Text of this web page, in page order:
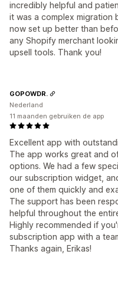
incredibly helpful and
it was a complex migration
now set up better than
any Shopify merchant
upsell tools. Thank you!
Excellent app with
The app works great and
options. We had a few
our subscription widget,
one of them quickly and
The support has been
helpful throughout the
Highly recommended if
subscription app with a
Thanks again, Erikas!
GOPOWDR.
Nederland
11 maanden gebruiken de app